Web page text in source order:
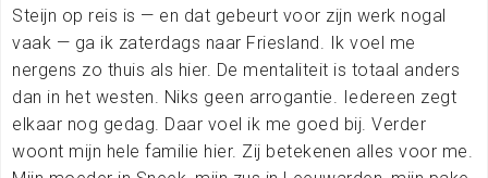
Steijn op reis is — en dat gebeurt voor zijn werk nogal
vaak — ga ik zaterdags naar Friesland. Ik voel me
nergens zo thuis als hier. De mentaliteit is totaal anders
dan in het westen. Niks geen arrogantie. Iedereen zegt
elkaar nog gedag. Daar voel ik me goed bij. Verder
woont mijn hele familie hier. Zij betekenen alles voor me.